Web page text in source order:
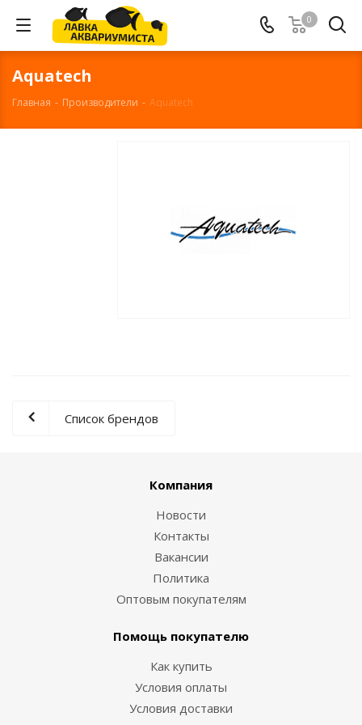
0
Aquatech
Главная - Производители - Aquatech
Список брендов
Компания
Новости
Контакты
Вакансии
Политика
Оптовым покупателям
Помощь покупателю
Как купить
Условия оплаты
Условия доставки